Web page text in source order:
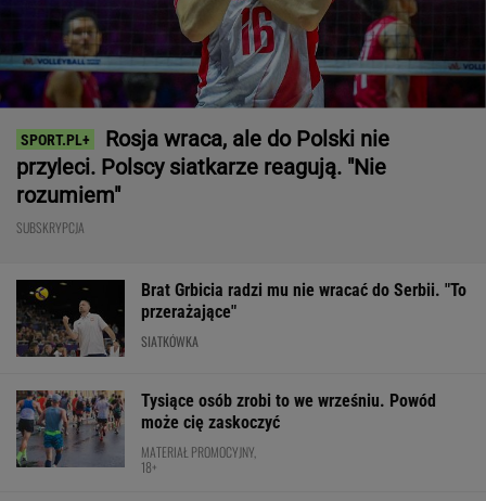
Rosja wraca, ale do Polski nie
przyleci. Polscy siatkarze reagują. "Nie
rozumiem"
SUBSKRYPCJA
Brat Grbicia radzi mu nie wracać do Serbii. "To
przerażające"
SIATKÓWKA
Tysiące osób zrobi to we wrześniu. Powód
może cię zaskoczyć
MATERIAŁ PROMOCYJNY,
18+